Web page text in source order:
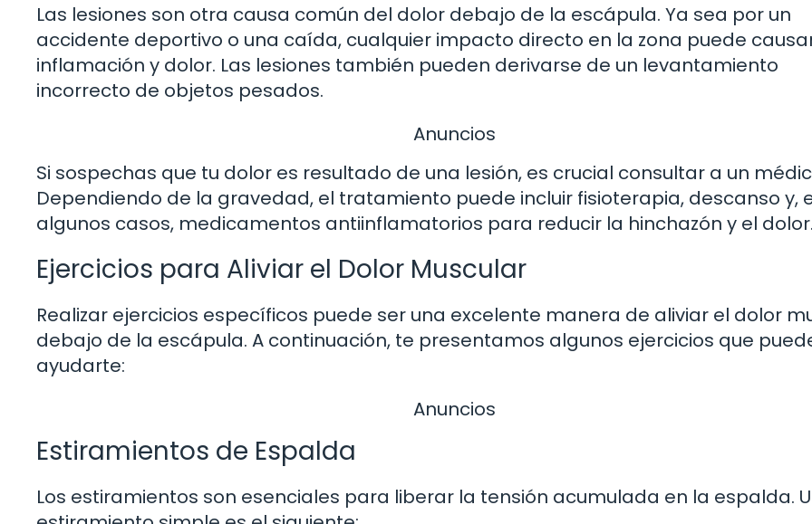
Las lesiones son otra causa común del dolor debajo de la escápula. Ya sea por un
accidente deportivo o una caída, cualquier impacto directo en la zona puede
inflamación y dolor. Las lesiones también pueden derivarse de un levantamiento
incorrecto de objetos pesados.
Anuncios
Si sospechas que tu dolor es resultado de una lesión, es crucial consultar a un
Dependiendo de la gravedad, el tratamiento puede incluir fisioterapia, descanso y,
algunos casos, medicamentos antiinflamatorios para reducir la hinchazón y el dolor.
Ejercicios para Aliviar el Dolor Muscular
Realizar ejercicios específicos puede ser una excelente manera de aliviar el dolor
debajo de la escápula. A continuación, te presentamos algunos ejercicios que
ayudarte:
Anuncios
Estiramientos de Espalda
Los estiramientos son esenciales para liberar la tensión acumulada en la espalda.